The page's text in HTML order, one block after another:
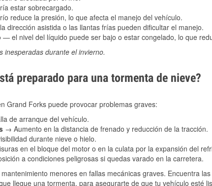
estar sobrecargado.
reduce la presión, lo que afecta el manejo del vehículo.
dirección asistida o las llantas frías pueden dificultar el manejo.
— el nivel del líquido puede ser bajo o estar congelado, lo que
inesperadas durante el invierno.
preparado para una tormenta de nieve?
Grand Forks puede provocar problemas graves:
de arranque del vehículo.
→ Aumento en la distancia de frenado y reducción de la tracción.
durante nieve o hielo.
en el bloque del motor o en la culata por la expansión del
a condiciones peligrosas si quedas varado en la carretera.
menores en fallas mecánicas graves. Encuentra
llegue una tormenta, para asegurarte de que tu vehículo esté